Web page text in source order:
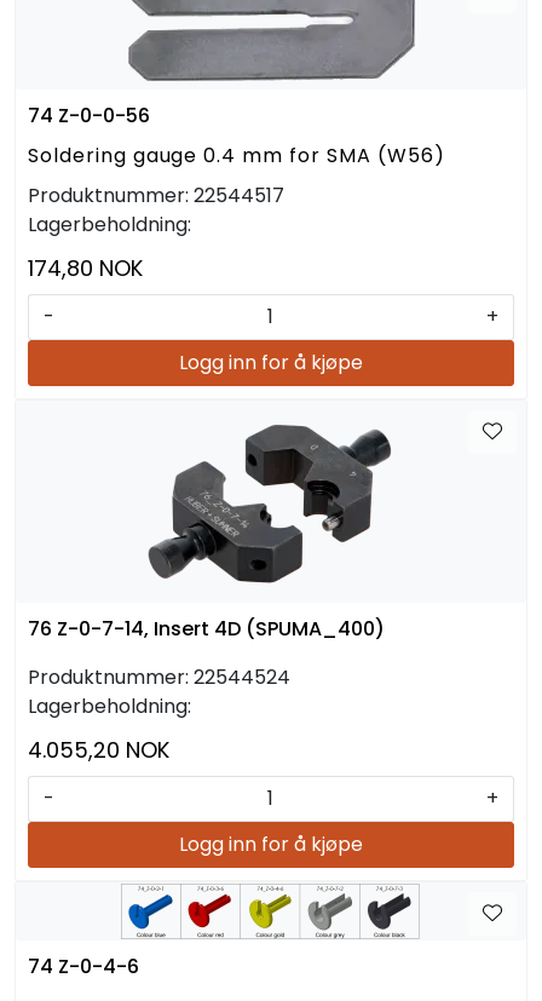
74 Z-0-0-56
Soldering gauge 0.4 mm for SMA (W56)
Produktnummer: 22544517
Lagerbeholdning:
174,80 NOK
-
+
Logg inn for å kjøpe
76 Z-0-7-14, Insert 4D (SPUMA_400)
Produktnummer: 22544524
Lagerbeholdning:
4.055,20 NOK
-
+
Logg inn for å kjøpe
74 Z-0-4-6